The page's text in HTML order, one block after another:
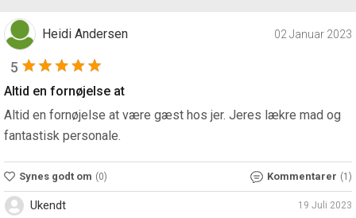
Heidi Andersen 02 Januar 2023
5
Altid en fornøjelse at
Altid en fornøjelse at være gæst hos jer. Jeres lækre mad og
fantastisk personale.
Synes godt om (0) Kommentarer (1)
Ukendt 19 Juli 2023